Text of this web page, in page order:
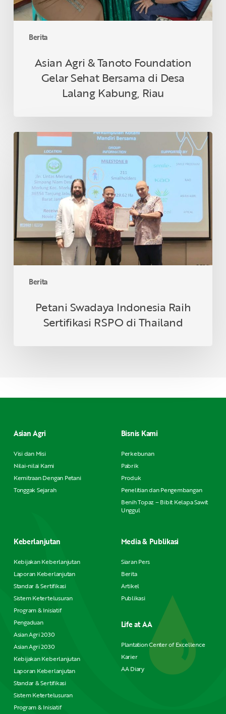
Berita
Desa
Lalang
Asian Agri & Tanoto Foundation
Gelar Sehat Bersama di Desa
Lalang Kabung, Riau
Berita
Petani
Swadaya
Indonesia
Raih
Sertifikasi
RSPO
di
Thailand
Petani Swadaya Indonesia Raih
Sertifikasi RSPO di Thailand
Asian Agri
Visi dan Misi
Nilai-nilai Kami
Kemitraan Dengan Petani
Tonggak Sejarah
Bisnis Kami
Perkebunan
Pabrik
Produk
Penelitian dan Pengembangan
Benih Topaz – Bibit Kelapa Sawit
Unggul
Keberlanjutan
Kebijakan Keberlanjutan
Laporan Keberlanjutan
Standar & Sertifikasi
Sistem Ketertelusuran
Program & Inisiatif
Pengaduan
Asian Agri 2030
Asian Agri 2030
Kebijakan Keberlanjutan
Laporan Keberlanjutan
Standar & Sertifikasi
Sistem Ketertelusuran
Program & Inisiatif
Media & Publikasi
Siaran Pers
Berita
Artikel
Publikasi
Life at AA
Plantation Center of Excellence
Karier
AA Diary